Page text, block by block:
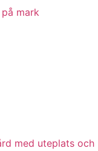
mark
med uteplats och